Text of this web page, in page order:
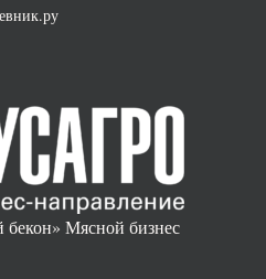
Мясной бизнес